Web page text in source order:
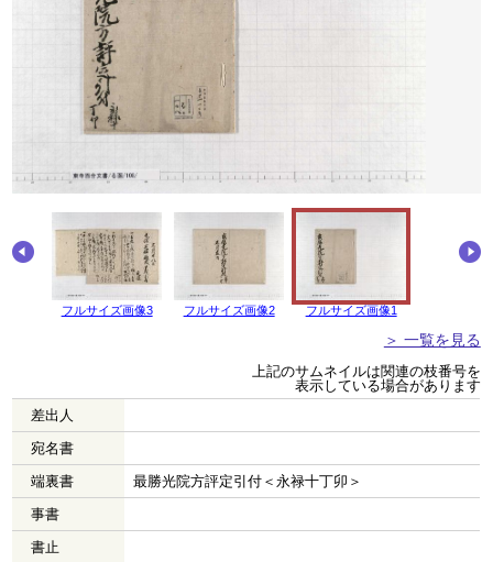
フルサイズ画像3 フルサイズ画像2 フルサイズ画像1
＞ 一覧を見る
上記のサムネイルは関連の枝番号を
表示している場合があります
差出人
宛名書
端裏書
最勝光院方評定引付＜永禄十丁卯＞
事書
書止